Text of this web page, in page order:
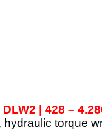
DLW2 | 428 –